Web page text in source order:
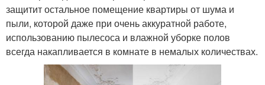
защитит остальное помещение квартиры от шума и
пыли, которой даже при очень аккуратной работе,
использованию пылесоса и влажной уборке полов
всегда накапливается в комнате в немалых количествах.